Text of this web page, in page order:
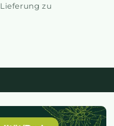
Lieferung zu